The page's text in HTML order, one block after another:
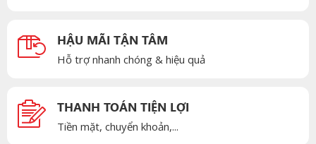
HẬU MÃI TẬN TÂM
Hỗ trợ nhanh chóng & hiệu quả
THANH TOÁN TIỆN LỢI
Tiền mặt, chuyển khoản,...